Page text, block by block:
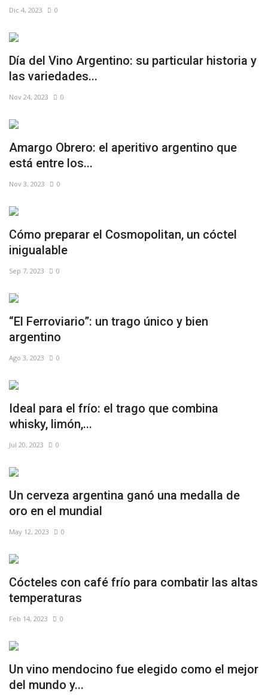
Dic 4, 2023 0
Día del Vino Argentino: su particular historia y
las variedades...
Nov 24, 2023 0
Amargo Obrero: el aperitivo argentino que
está entre los...
Nov 3, 2023 0
Cómo preparar el Cosmopolitan, un cóctel
inigualable
Sep 7, 2023 0
“El Ferroviario”: un trago único y bien
argentino
Ago 3, 2023 0
Ideal para el frío: el trago que combina
whisky, limón,...
Jul 20, 2023 0
Un cerveza argentina ganó una medalla de
oro en el mundial
May 12, 2023 0
Cócteles con café frío para combatir las altas
temperaturas
Feb 14, 2023 0
Un vino mendocino fue elegido como el mejor
del mundo y...